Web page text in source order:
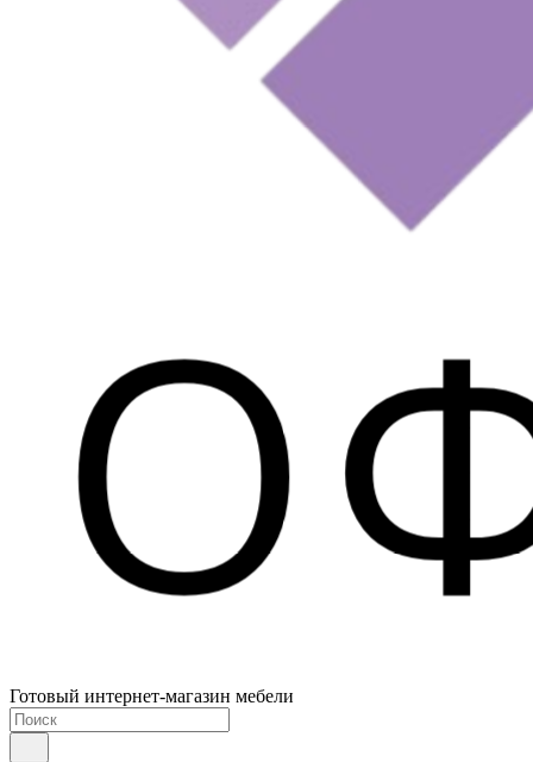
Готовый интернет-магазин мебели